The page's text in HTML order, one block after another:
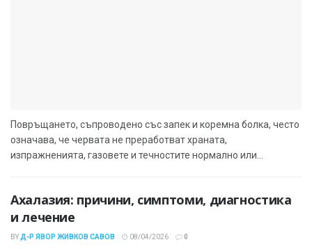
Повръщането, съпроводено със запек и коремна болка, често
означава, че червата не преработват храната,
изпражненията, газовете и течностите нормално или...
Ахалазия: причини, симптоми, диагностика
и лечение
BY Д-Р ЯВОР ЖИВКОВ САВОВ 08/04/2026 0